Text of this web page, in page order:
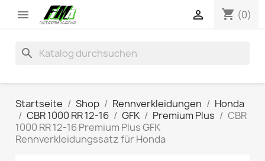
 shopping_cart (0)

search
Startseite Shop Rennverkleidungen
Honda
CBR 1000 RR 12-16
GFK Premium Plus
CBR
1000 RR 12-16 Premium Plus GFK
Rennverkleidungssatz für Honda